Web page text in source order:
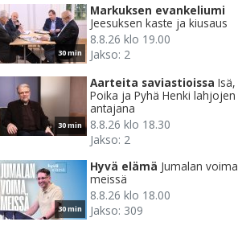
30 min
Markuksen evankeliumi
Jeesuksen kaste ja kiusaus
8.8.26 klo 19.00
Jakso: 2
30 min
Aarteita saviastioissa Isä,
Poika ja Pyhä Henki lahjojen
antajana
8.8.26 klo 18.30
Jakso: 2
30 min
Hyvä elämä Jumalan voima
meissä
8.8.26 klo 18.00
Jakso: 309